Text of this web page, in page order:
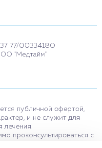
77/00334180
"Медтайм"
публичной офертой,
и не служит для
лечения.
проконсультироваться с